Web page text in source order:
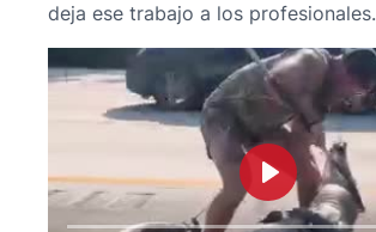
deja ese trabajo a los profesionales.